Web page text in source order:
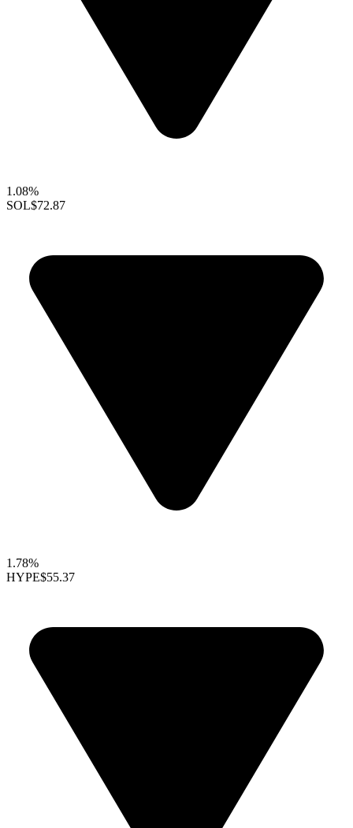
1.08%
SOL$72.87
1.78%
HYPE$55.37